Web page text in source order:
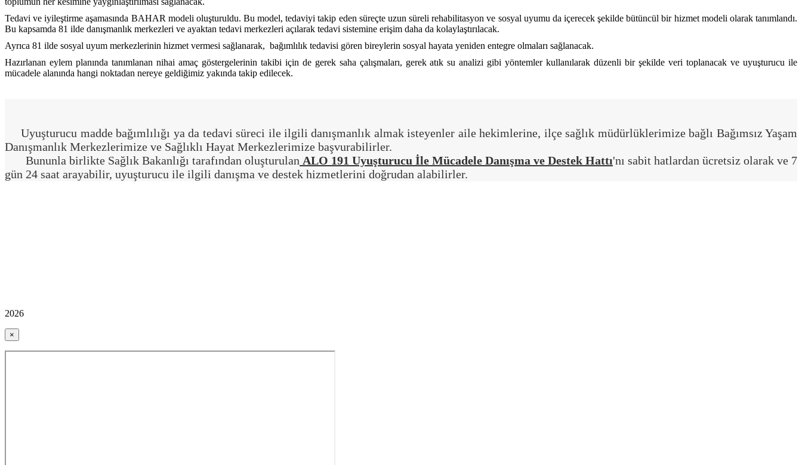
Tedavi ve iyileştirme aşamasında BAHAR modeli oluşturuldu. Bu model, tedaviyi takip eden süreçte uzun süreli rehabilitasyon ve sosyal uyumu da içerecek şekilde bütüncül bir hizmet modeli olarak tanımlandı.
Bu kapsamda 81 ilde danışmanlık merkezleri ve ayaktan tedavi merkezleri açılarak tedavi sistemine erişim daha da kolaylaştırılacak.
Ayrıca 81 ilde sosyal uyum merkezlerinin hizmet vermesi sağlanarak, bağımlılık tedavisi gören bireylerin sosyal hayata yeniden entegre olmaları sağlanacak.
Hazırlanan eylem planında tanımlanan nihai amaç göstergelerinin takibi için de gerek saha çalışmaları, gerek atık su analizi gibi yöntemler kullanılarak düzenli bir şekilde veri toplanacak ve uyuşturucu ile
mücadele alanında hangi noktadan nereye geldiğimiz yakında takip edilecek.
Uyuşturucu madde bağımlılığı ya da tedavi süreci ile ilgili danışmanlık almak isteyenler aile hekimlerine, ilçe sağlık müdürlüklerimize bağlı Bağımsız Yaşam
Danışmanlık Merkezlerimize ve Sağlıklı Hayat Merkezlerimize başvurabilirler.
Bununla birlikte Sağlık Bakanlığı tarafından oluşturulan ALO 191 Uyuşturucu İle Mücadele Danışma ve Destek Hattı'nı sabit hatlardan ücretsiz olarak ve 7
gün 24 saat arayabilir, uyuşturucu ile ilgili danışma ve destek hizmetlerini doğrudan alabilirler.
2026
×